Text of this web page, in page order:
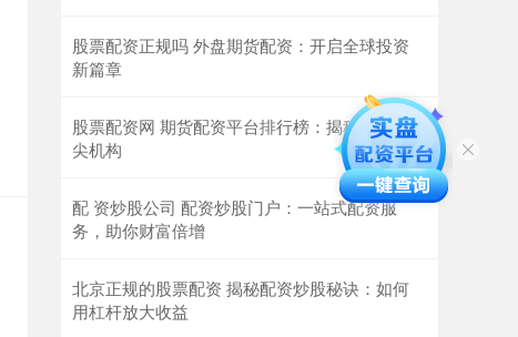
股票配资正规吗 外盘期货配资：开启全球投资
新篇章
股票配资网 期货配资平台排行榜：揭秘业内顶
尖机构
配 资炒股公司 配资炒股门户：一站式配资服
务，助你财富倍增
北京正规的股票配资 揭秘配资炒股秘诀：如何
用杠杆放大收益